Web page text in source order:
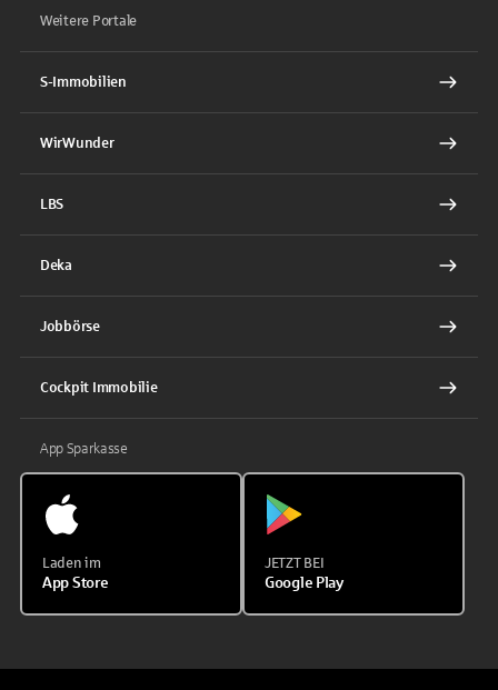
Weitere Portale
S-Immobilien
WirWunder
LBS
Deka
Jobbörse
Cockpit Immobilie
App Sparkasse
Laden im
App Store
JETZT BEI
Google Play